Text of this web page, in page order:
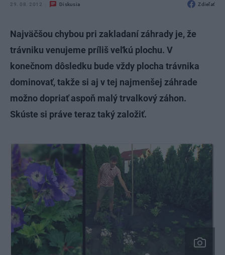
29. 08. 2012 Diskusia Zdieľať
Najväčšou chybou pri zakladaní záhrady je, že
trávniku venujeme príliš veľkú plochu. V
konečnom dôsledku bude vždy plocha trávnika
dominovať, takže si aj v tej najmenšej záhrade
možno dopriať aspoň malý trvalkový záhon.
Skúste si práve teraz taký založiť.